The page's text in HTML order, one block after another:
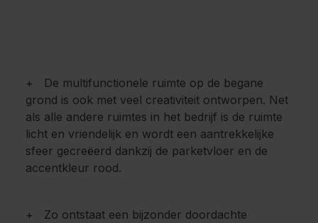
+ De multifunctionele ruimte op de begane
grond is ook met veel creativiteit ontworpen. Net
als alle andere ruimtes in het bedrijf is de ruimte
licht en vriendelijk en wordt een aantrekkelijke
sfeer gecreëerd dankzij de parketvloer en de
accentkleur rood.
+ Zo ontstaat een bijzonder doordachte